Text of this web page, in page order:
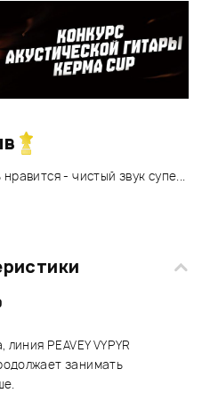
- чистый звук супе...
PEAVEY VYPYR
занимать